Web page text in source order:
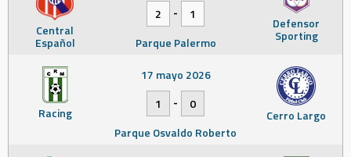
Central
Español
Defensor
Sporting
2
-
1
Parque Palermo
Racing Cerro Largo
17 mayo 2026
1
-
0
Parque Osvaldo Roberto